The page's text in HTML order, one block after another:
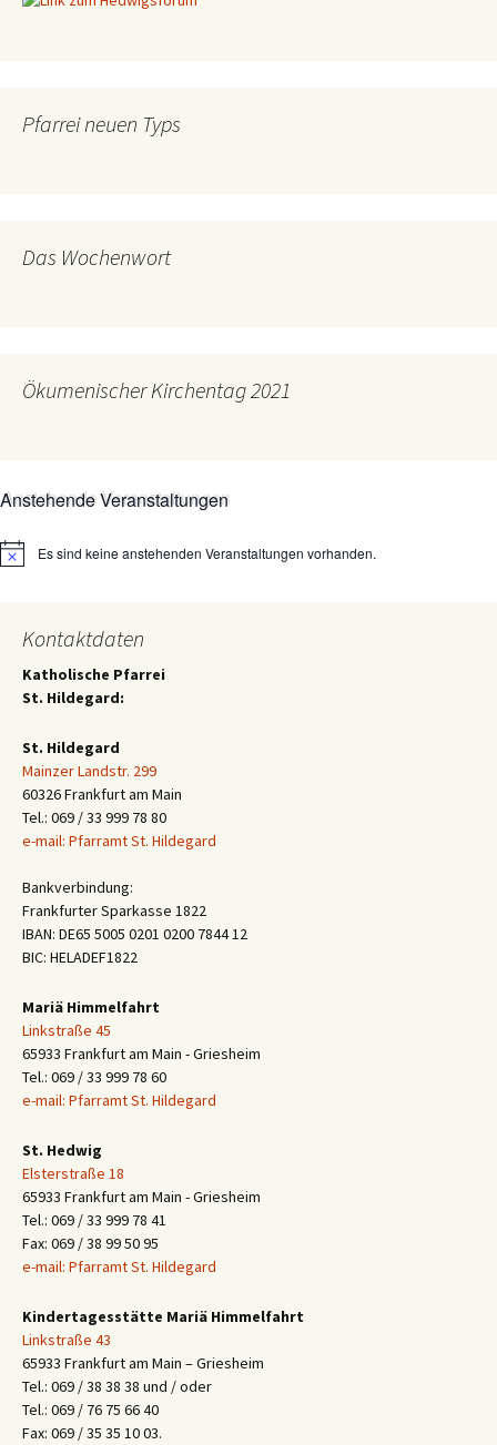
Pfarrei neuen Typs
Das Wochenwort
Ökumenischer Kirchentag 2021
Anstehende Veranstaltungen
HinweisEs sind keine anstehenden Veranstaltungen vorhanden.
Kontaktdaten
Katholische Pfarrei
St. Hildegard:
St. Hildegard
Mainzer Landstr. 299
60326 Frankfurt am Main
Tel.: 069 / 33 999 78 80
e-mail: Pfarramt St. Hildegard
Bankverbindung:
Frankfurter Sparkasse 1822
IBAN: DE65 5005 0201 0200 7844 12
BIC: HELADEF1822
Mariä Himmelfahrt
Linkstraße 45
65933 Frankfurt am Main - Griesheim
Tel.: 069 / 33 999 78 60
e-mail: Pfarramt St. Hildegard
St. Hedwig
Elsterstraße 18
65933 Frankfurt am Main - Griesheim
Tel.: 069 / 33 999 78 41
Fax: 069 / 38 99 50 95
e-mail: Pfarramt St. Hildegard
Kindertagesstätte Mariä Himmelfahrt
Linkstraße 43
65933 Frankfurt am Main – Griesheim
Tel.: 069 / 38 38 38 und / oder
Tel.: 069 / 76 75 66 40
Fax: 069 / 35 35 10 03.